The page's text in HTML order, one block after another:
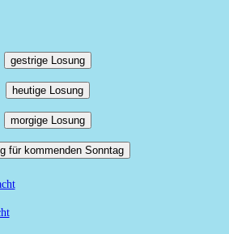
gestrige Losung
heutige Losung
morgige Losung
für kommenden Sonntag